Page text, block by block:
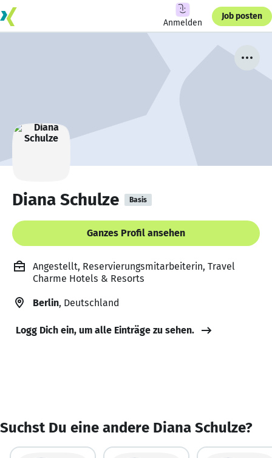
Anmelden
Job posten
Diana Schulze Basis
Ganzes Profil ansehen
Angestellt, Reservierungsmitarbeiterin, Travel
Charme Hotels & Resorts
Berlin, Deutschland
Logg Dich ein, um alle Einträge zu sehen.
Suchst Du eine andere Diana Schulze?